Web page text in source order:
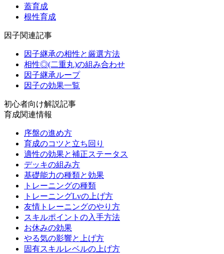
蓋育成
根性育成
因子関連記事
因子継承の相性と厳選方法
相性◎(二重丸)の組み合わせ
因子継承ループ
因子の効果一覧
初心者向け解説記事
育成関連情報
序盤の進め方
育成のコツと立ち回り
適性の効果と補正ステータス
デッキの組み方
基礎能力の種類と効果
トレーニングの種類
トレーニングLvの上げ方
友情トレーニングのやり方
スキルポイントの入手方法
お休みの効果
やる気の影響と上げ方
固有スキルレベルの上げ方